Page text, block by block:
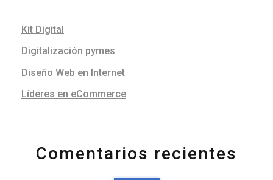
Kit Digital
Digitalización pymes
Diseño Web en Internet
Líderes en eCommerce
Comentarios recientes